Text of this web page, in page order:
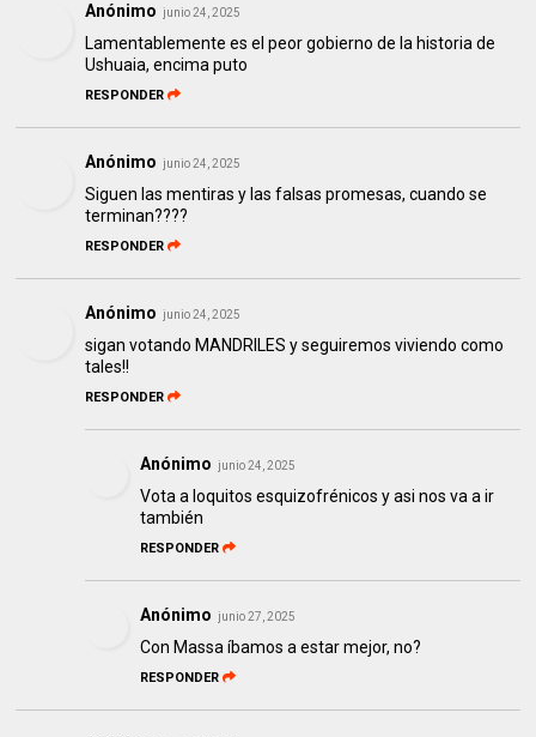
Anónimo junio 24, 2025
Lamentablemente es el peor gobierno de la historia de
Ushuaia, encima puto
RESPONDER
Anónimo junio 24, 2025
Siguen las mentiras y las falsas promesas, cuando se
terminan????
RESPONDER
Anónimo junio 24, 2025
sigan votando MANDRILES y seguiremos viviendo como
tales!!
RESPONDER
Anónimo junio 24, 2025
Vota a loquitos esquizofrénicos y asi nos va a ir
también
RESPONDER
Anónimo junio 27, 2025
Con Massa íbamos a estar mejor, no?
RESPONDER